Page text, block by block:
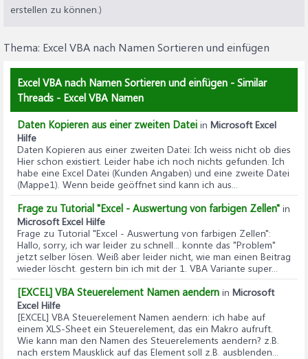
erstellen zu können.)
Thema: Excel VBA nach Namen Sortieren und einfügen
Excel VBA nach Namen Sortieren und einfügen - Similar
Threads - Excel VBA Namen
Daten Kopieren aus einer zweiten Datei in Microsoft Excel
Hilfe
Daten Kopieren aus einer zweiten Datei: Ich weiss nicht ob dies
Hier schon existiert. Leider habe ich noch nichts gefunden. Ich
habe eine Excel Datei (Kunden Angaben) und eine zweite Datei
(Mappe1). Wenn beide geöffnet sind kann ich aus...
Frage zu Tutorial "Excel - Auswertung von farbigen Zellen" in
Microsoft Excel Hilfe
Frage zu Tutorial "Excel - Auswertung von farbigen Zellen":
Hallo, sorry, ich war leider zu schnell... konnte das "Problem"
jetzt selber lösen. Weiß aber leider nicht, wie man einen Beitrag
wieder löscht. gestern bin ich mit der 1. VBA Variante super...
[EXCEL] VBA Steuerelement Namen aendern in Microsoft
Excel Hilfe
[EXCEL] VBA Steuerelement Namen aendern: ich habe auf
einem XLS-Sheet ein Steuerelement, das ein Makro aufruft.
Wie kann man den Namen des Steuerelements aendern? z.B.
nach erstem Mausklick auf das Element soll z.B. ausblenden...